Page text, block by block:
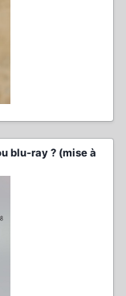
blu-ray ? (mise à